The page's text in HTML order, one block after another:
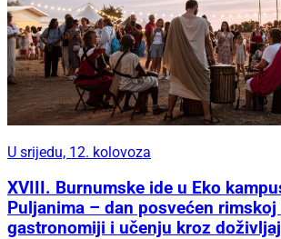
U srijedu, 12. kolovoza
XVIII. Burnumske ide u Eko
Puljanima – dan posvećen
gastronomiji i učenju kroz doživljaj